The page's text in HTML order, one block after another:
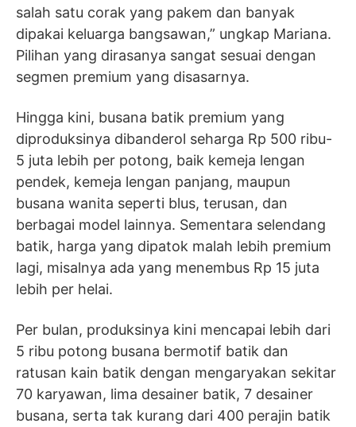
salah satu corak yang pakem dan banyak
dipakai keluarga bangsawan,” ungkap Mariana.
Pilihan yang dirasanya sangat sesuai dengan
segmen premium yang disasarnya.
Hingga kini, busana batik premium yang
diproduksinya dibanderol seharga Rp 500 ribu-
5 juta lebih per potong, baik kemeja lengan
pendek, kemeja lengan panjang, maupun
busana wanita seperti blus, terusan, dan
berbagai model lainnya. Sementara selendang
batik, harga yang dipatok malah lebih premium
lagi, misalnya ada yang menembus Rp 15 juta
lebih per helai.
Per bulan, produksinya kini mencapai lebih dari
5 ribu potong busana bermotif batik dan
ratusan kain batik dengan mengaryakan sekitar
70 karyawan, lima desainer batik, 7 desainer
busana, serta tak kurang dari 400 perajin batik